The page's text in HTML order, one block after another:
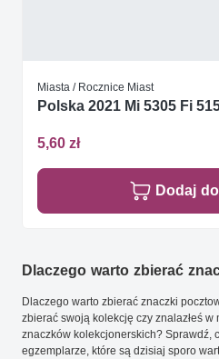
Miasta / Rocznice Miast
Polska 2021 Mi 5305 Fi
5,60 zł
Dodaj
Dlaczego warto zbierać
Dlaczego warto zbierać znaczki
zbierać swoją kolekcję czy znalazłeś
znaczków kolekcjonerskich? Sprawdź,
egzemplarze, które są dzisiaj sporo